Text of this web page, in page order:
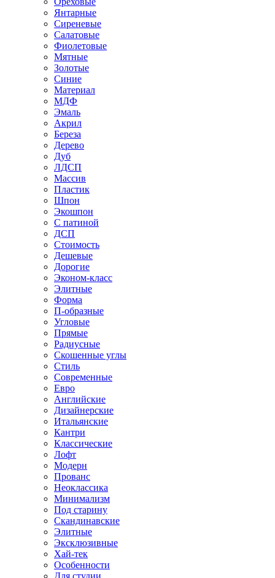
Янтарные
Сиреневые
Салатовые
Фиолетовые
Мятные
Золотые
Синие
Материал
МДФ
Эмаль
Акрил
Береза
Дерево
Дуб
ЛДСП
Массив
Пластик
Шпон
Экошпон
С патиной
ДСП
Стоимость
Дешевые
Дорогие
Эконом-класс
Элитные
Форма
П-образные
Угловые
Прямые
Радиусные
Скошенные углы
Стиль
Современные
Евро
Английские
Дизайнерские
Итальянские
Кантри
Классические
Лофт
Модерн
Прованс
Неоклассика
Минимализм
Под старину
Скандинавские
Элитные
Эксклюзивные
Хай-тек
Особенности
Для студии